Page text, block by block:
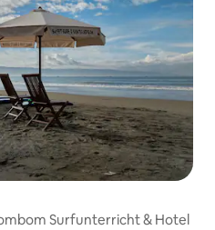
Surfunterricht & Hotel